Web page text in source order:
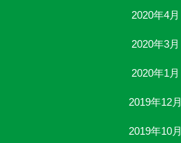
2020年4月
2020年3月
2020年1月
2019年12月
2019年10月